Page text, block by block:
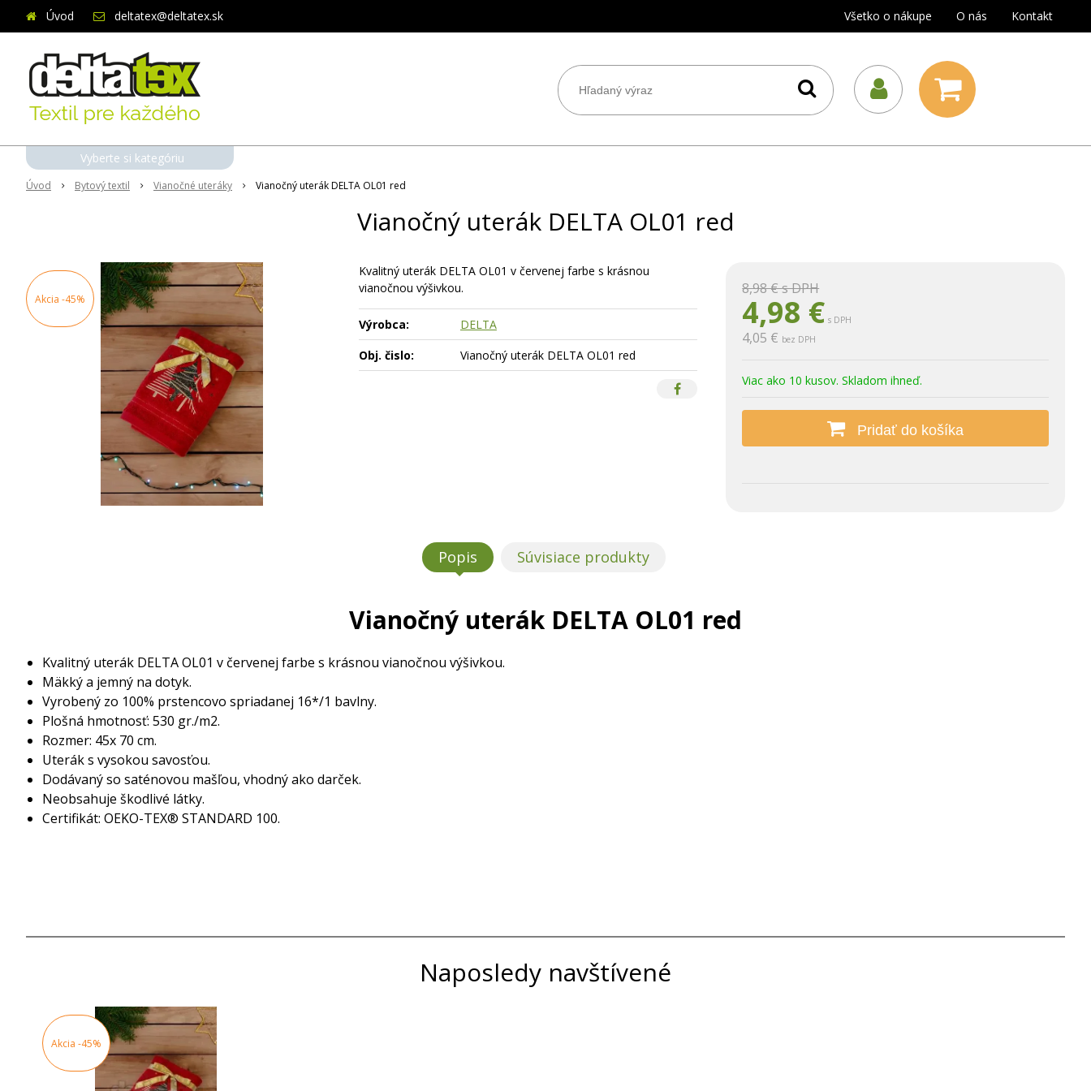
Úvod deltatex@deltatex.sk Všetko o nákupe O nás Kontakt
Úvod Bytový textil Vianočné uteráky Vianočný uterák DELTA OL01 red
Vianočný uterák DELTA OL01 red
Akcia -45%
8,98 €s DPH
4,98 € s DPH
4,05 € bez DPH
Viac ako 10 kusov. Skladom ihneď.
Pridať do košíka
Kvalitný uterák DELTA OL01 v červenej farbe s krásnou
vianočnou výšivkou.
Výrobca:
DELTA
Obj. čislo:
Vianočný uterák DELTA OL01 red
Popis Súvisiace produkty
Vianočný uterák DELTA OL01 red
Kvalitný uterák DELTA OL01 v červenej farbe s krásnou vianočnou výšivkou.
Mäkký a jemný na dotyk.
Vyrobený zo 100% prstencovo spriadanej 16*/1 bavlny.
Plošná hmotnosť: 530 gr./m2.
Rozmer: 45x 70 cm.
Uterák s vysokou savosťou.
Dodávaný so saténovou mašľou, vhodný ako darček.
Neobsahuje škodlivé látky.
Certifikát: OEKO-TEX® STANDARD 100.
Naposledy navštívené
Akcia -45%
Vyberte si kategóriu